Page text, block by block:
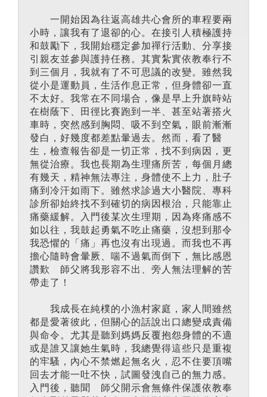
一開始因為往返高雄共心會所的車程要兩
小時，讓我有了退卻的心。在接引人積極護持
和鼓勵下，我開始穩定參加禪行活動、分享接
引親友並參與護持任務。其實紮實依教奉行不
到三個月，我就有了不可思議的改變。雖然我
從小是運動員，生活作息正常，但身體卻一直
不太好。我常在不同場合，像是早上升旗時站
在樹蔭下、田徑比賽跑到一半、甚至站著搭火
車時，突然感到胸悶、吸不到空氣，眼前漸漸
發白，好幾度都差點暈過去。然而，看了醫
生，檢查報告卻是一切正常，找不到病因，更
無從治療。我也長期為生理痛所苦，每個月總
有幾天，精神無法專注，身體使不上力，肚子
痛到冷汗如雨下。雖然求診過大小醫院、專科
診所卻始終找不到確切的病因根治，只能靠止
痛藥緩解。入門後某次生理期，因為疼痛感不
如以往，我鼓起勇氣不吃止痛藥，沒想到那令
我恐懼的「痛」再也沒有出現過。而我也不再
擔心隨時會暈厥、喘不過氣而倒下，無比感恩
讚歎 師父將我形容不出、旁人無法理解的苦
帶走了！
我成長在純樸的小漁村家庭，家人間雖然
都是愛著彼此，但關心的話說出口總變成責備
與命令。尤其是聽到媽媽反覆抱怨身體的不適
或是誰又讓她生氣時，我總覺得這些只是重複
的牢騷，內心不禁燃起無名火，忍不住要頂嘴
回去才能一吐不快，試圖發洩自己的無力感。
入門後，聽聞 師父開示會無條件保護依教奉